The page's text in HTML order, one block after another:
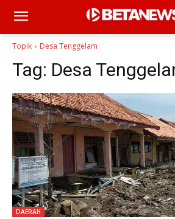
Topik Desa Tenggelam
Tag: Desa
DAERAH